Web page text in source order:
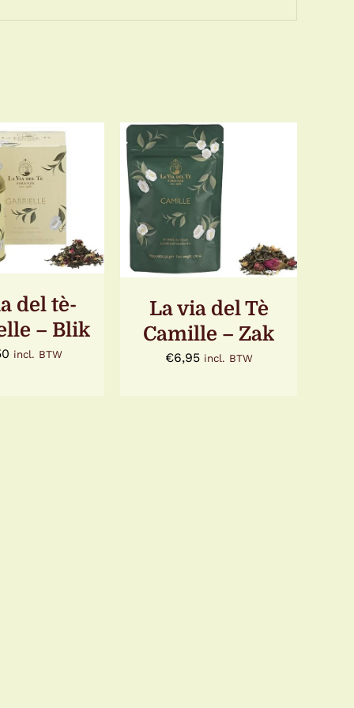
AAN
/
del tè-
– Blik
incl. BTW
TOEVOEGEN AAN
WINKELWAGEN
DETAILS
La via del Tè
Camille – Zak
€6,95 incl. BTW